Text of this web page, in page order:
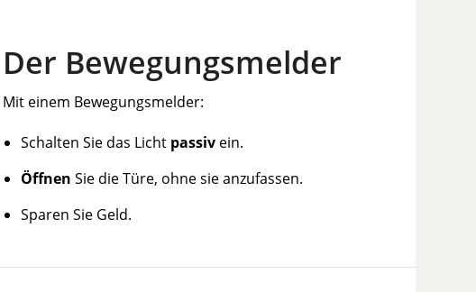
Der Bewegungsmelder
Mit einem Bewegungsmelder:
Schalten Sie das Licht passivein.
Öffnen Sie die Türe, ohne sie anzufassen.
Sparen Sie Geld.